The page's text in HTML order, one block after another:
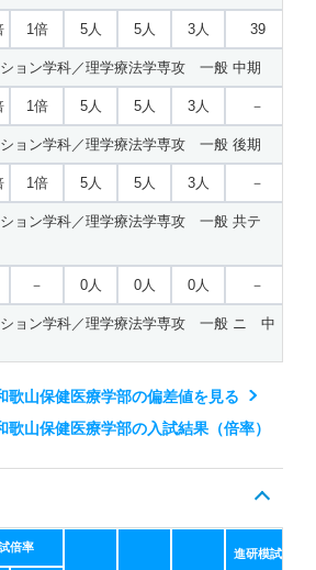
1倍 5人 5人 3人 39
ション学科／理学療法学専攻 一般 中期
1倍 5人 5人 3人 －
ション学科／理学療法学専攻 一般 後期
1倍 5人 5人 3人 －
ション学科／理学療法学専攻 一般 共テ
－ 0人 0人 0人 －
ション学科／理学療法学専攻 一般 ニ 中
－ 0人 0人 0人 －
ョン学科／理学療法学専攻 一般 ニ 後
－
ョン学科／作業療法学専攻 一般 前期
1倍
歌山保健医療学部の偏差値を見る
歌山保健医療学部の入試結果（倍率）
倍率 進研模試